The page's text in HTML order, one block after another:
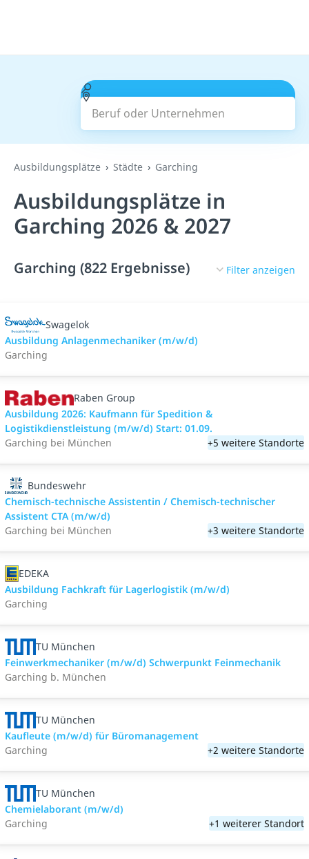
Beruf oder Unternehmen
Suchen
Ausbildungsplätze Städte Garching
Ausbildungsplätze in
Garching 2026 & 2027
Garching (822 Ergebnisse) Filter anzeigen
Swagelok
Ausbildung Anlagenmechaniker (m/w/d)
Garching
Raben Group
Ausbildung 2026: Kaufmann für Spedition &
Logistikdienstleistung (m/w/d) Start: 01.09.​
Garching bei München
+5 weitere Standorte
Bundeswehr
Chemisch-technische Assistentin / Chemisch-technischer
Assistent CTA (m/w/d)
Garching bei München
+3 weitere Standorte
EDEKA
Ausbildung Fachkraft für Lagerlogistik (m/w/d)
Garching
TU München
Feinwerkmechaniker (m/w/d) Schwerpunkt Feinmechanik
Garching b. München
TU München
Kaufleute (m/w/d) für Büromanagement
Garching
+2 weitere Standorte
TU München
Chemielaborant (m/w/d)
Garching
+1 weiterer Standort